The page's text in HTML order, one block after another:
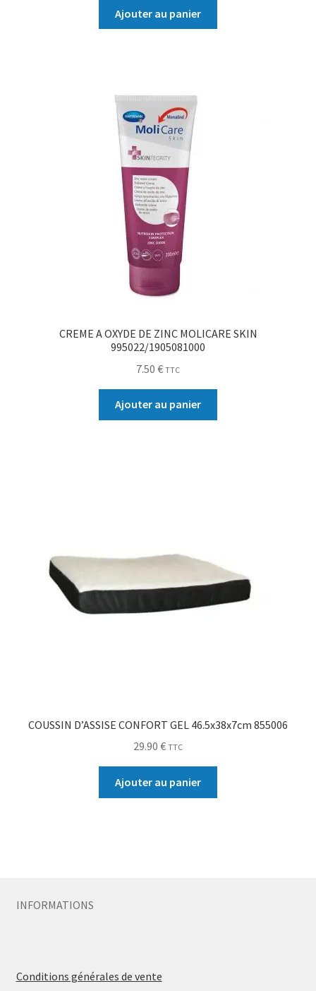
Ajouter au panier
CREME A OXYDE DE ZINC MOLICARE SKIN
995022/1905081000
7.50 € TTC
Ajouter au panier
COUSSIN D’ASSISE CONFORT GEL 46.5x38x7cm 855006
29.90 € TTC
Ajouter au panier
INFORMATIONS
Conditions générales de vente